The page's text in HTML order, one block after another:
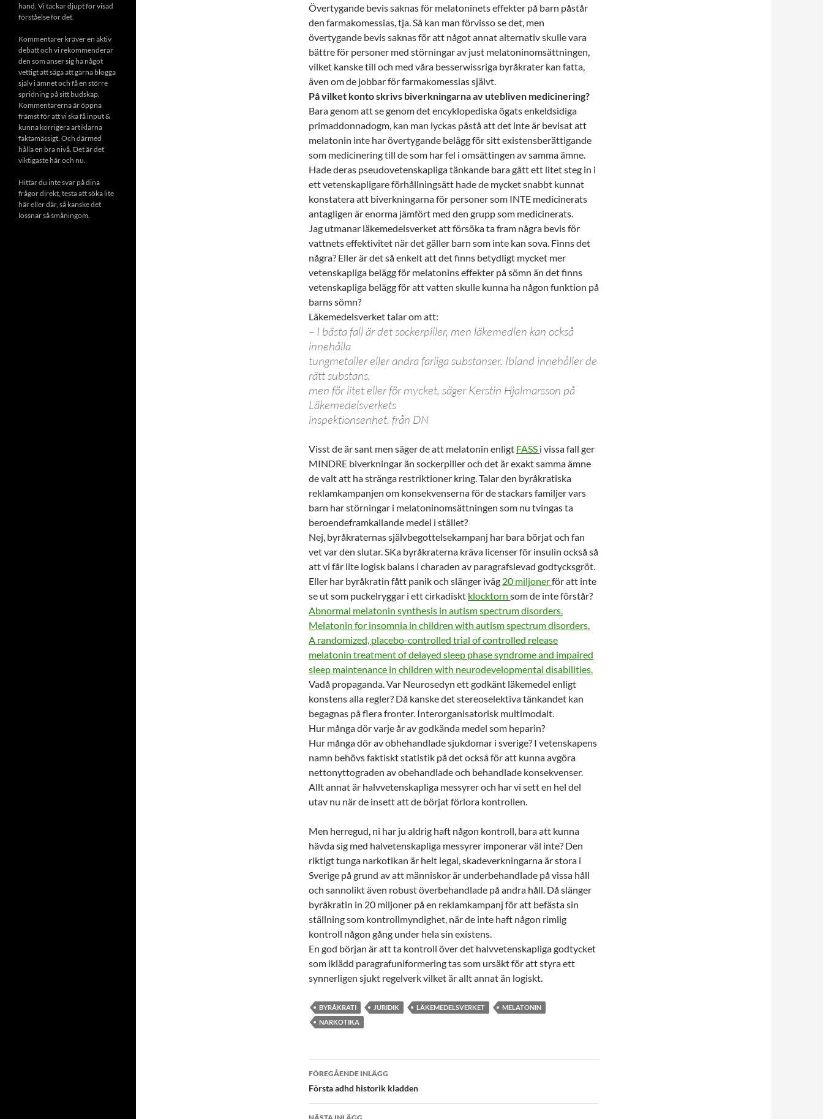
Övertygande bevis saknas för melatoninets effekter på barn påstår
den farmakomessias, tja. Så kan man förvisso se det, men
övertygande bevis saknas för att något annat alternativ skulle vara
bättre för personer med störningar av just melatoninomsättningen,
vilket kanske till och med våra besserwissriga byråkrater kan fatta,
även om de jobbar för farmakomessias självt.
På vilket konto skrivs biverkningarna av utebliven medicinering?
Bara genom att se genom det encyklopediska ögats enkeldsidiga
primaddonnadogm, kan man lyckas påstå att det inte är bevisat att
melatonin inte har övertygande belägg för sitt existensberättigande
som medicinering till de som har fel i omsättingen av samma ämne.
Hade deras pseudovetenskapliga tänkande bara gått ett litet steg in i
ett vetenskapligare förhållningsätt hade de mycket snabbt kunnat
konstatera att biverkningarna för personer som INTE medicinerats
antagligen är enorma jämfört med den grupp som medicinerats.
Jag utmanar läkemedelsverket att försöka ta fram några bevis för
vattnets effektivitet när det gäller barn som inte kan sova. Finns det
några? Eller är det så enkelt att det finns betydligt mycket mer
vetenskapliga belägg för melatonins effekter på sömn än det finns
vetenskapliga belägg för att vatten skulle kunna ha någon funktion på
barns sömn?
Läkemedelsverket talar om att:
– I bästa fall är det sockerpiller, men läkemedlen kan också
innehålla
tungmetaller eller andra farliga substanser. Ibland innehåller de
rätt substans,
men för litet eller för mycket, säger Kerstin Hjalmarsson på
Läkemedelsverkets
inspektionsenhet. från DN
Visst de är sant men säger de att melatonin enligt FASS i vissa fall ger
MINDRE biverkningar än sockerpiller och det är exakt samma ämne
de valt att ha stränga restriktioner kring. Talar den byråkratiska
reklamkampanjen om konsekvenserna för de stackars familjer vars
barn har störningar i melatoninomsättningen som nu tvingas ta
beroendeframkallande medel i stället?
Nej, byråkraternas självbegottelsekampanj har bara börjat och fan
vet var den slutar. SKa byråkraterna kräva licenser för insulin också så
att vi får lite logisk balans i charaden av paragrafslevad godtycksgröt.
Eller har byråkratin fått panik och slänger iväg 20 miljonerför att inte
se ut som puckelryggar i ett cirkadiskt klocktorn som de inte förstår?
Abnormal melatonin synthesis in autism spectrum disorders.
Melatonin for insomnia in children with autism spectrum disorders.
A randomized, placebo-controlled trial of controlled release
melatonin treatment of delayed sleep phase syndrome and impaired
sleep maintenance in children with neurodevelopmental disabilities.
Vadå propaganda. Var Neurosedyn ett godkänt läkemedel enligt
konstens alla regler? Då kanske det stereoselektiva tänkandet kan
begagnas på flera fronter. Interorganisatorisk multimodalt.
Hur många dör varje år av godkända medel som heparin?
Hur många dör av obhehandlade sjukdomar i sverige? I vetenskapens
namn behövs faktiskt statistik på det också för att kunna avgöra
nettonyttograden av obehandlade och behandlade konsekvenser.
Allt annat är halvvetenskapliga messyrer och har vi sett en hel del
utav nu när de insett att de börjat förlora kontrollen.
Men herregud, ni har ju aldrig haft någon kontroll, bara att kunna
hävda sig med halvetenskapliga messyrer imponerar väl inte? Den
riktigt tunga narkotikan är helt legal, skadeverkningarna är stora i
Sverige på grund av att människor är underbehandlade på vissa håll
och sannolikt även robust överbehandlade på andra håll. Då slänger
byråkratin in 20 miljoner på en reklamkampanj för att befästa sin
ställning som kontrollmyndighet, när de inte haft någon rimlig
kontroll någon gång under hela sin existens.
En god början är att ta kontroll över det halvvetenskapliga godtycket
som iklädd paragrafuniformering tas som ursäkt för att styra ett
synnerligen sjukt regelverk vilket är allt annat än logiskt.
BYRÅKRATI JURIDIK LÄKEMEDELSVERKET
MELATONIN
NARKOTIKA
Inläggsnavigering
FÖREGÅENDE INLÄGG
Första adhd historik kladden
hand. Vi tackar djupt för visad
förståelse för det.
Kommentarer kräver en aktiv
debatt och vi rekommenderar
den som anser sig ha något
vettigt att säga att gärna blogga
själv i ämnet och få en större
spridning på sitt budskap.
Kommentarerna är öppna
främst för att vi ska få input &
kunna korrigera artiklarna
faktamässigt. Och därmed
hålla en bra nivå. Det är det
viktigaste här och nu.
Hittar du inte svar på dina
frågor direkt, testa att söka lite
här eller där, så kanske det
lossnar så småningom.